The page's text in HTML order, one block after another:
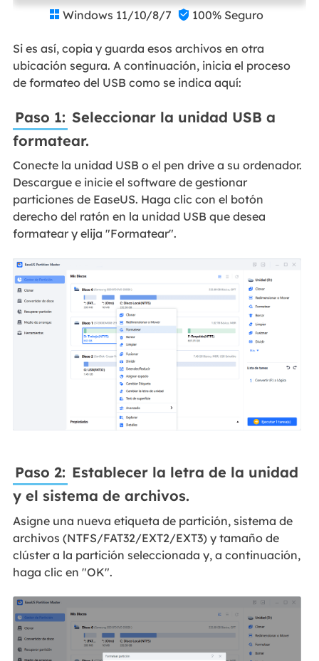
 Windows 11/10/8/7  100% Seguro
Si es así, copia y guarda esos archivos en otra
ubicación segura. A continuación, inicia el proceso
de formateo del USB como se indica aquí:
Paso 1: Seleccionar la unidad USB a
formatear.
Conecte la unidad USB o el pen drive a su ordenador.
Descargue e inicie el software de gestionar
particiones de EaseUS. Haga clic con el botón
derecho del ratón en la unidad USB que desea
formatear y elija "Formatear".
Paso 2: Establecer la letra de la unidad
y el sistema de archivos.
Asigne una nueva etiqueta de partición, sistema de
archivos (NTFS/FAT32/EXT2/EXT3) y tamaño de
clúster a la partición seleccionada y, a continuación,
haga clic en "OK".